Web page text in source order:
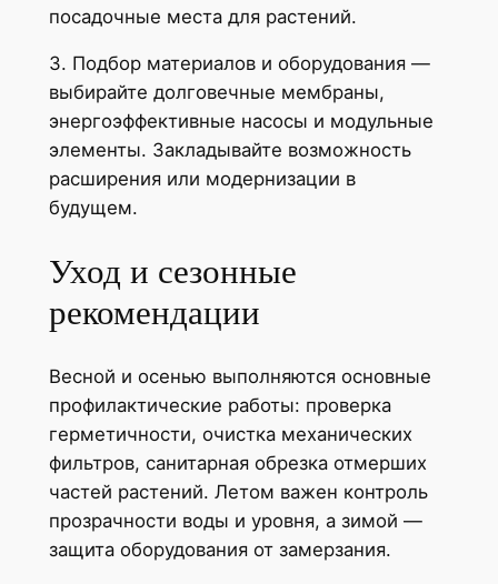
посадочные места для растений.
3. Подбор материалов и оборудования —
выбирайте долговечные мембраны,
энергоэффективные насосы и модульные
элементы. Закладывайте возможность
расширения или модернизации в
будущем.
Уход и сезонные
рекомендации
Весной и осенью выполняются основные
профилактические работы: проверка
герметичности, очистка механических
фильтров, санитарная обрезка отмерших
частей растений. Летом важен контроль
прозрачности воды и уровня, а зимой —
защита оборудования от замерзания.